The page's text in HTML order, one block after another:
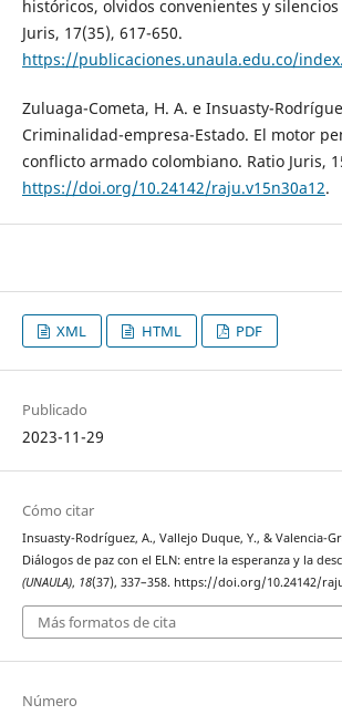
históricos, olvidos convenientes y
Juris, 17(35), 617-650.
https://publicaciones.unaula.edu.co/
Zuluaga-Cometa, H. A. e Insuasty-
Criminalidad-empresa-Estado. El motor
conflicto armado colombiano. Ratio Juris,
https://doi.org/10.24142/raju.v15n30a12.
XML HTML PDF
Publicado
2023-11-29
Cómo citar
Insuasty-Rodríguez, A., Vallejo Duque, Y., & Valencia-
Diálogos de paz con el ELN: entre la esperanza y la
(UNAULA), 18(37), 337–358. https://doi.org/10.24142/
Más formatos de cita
Número